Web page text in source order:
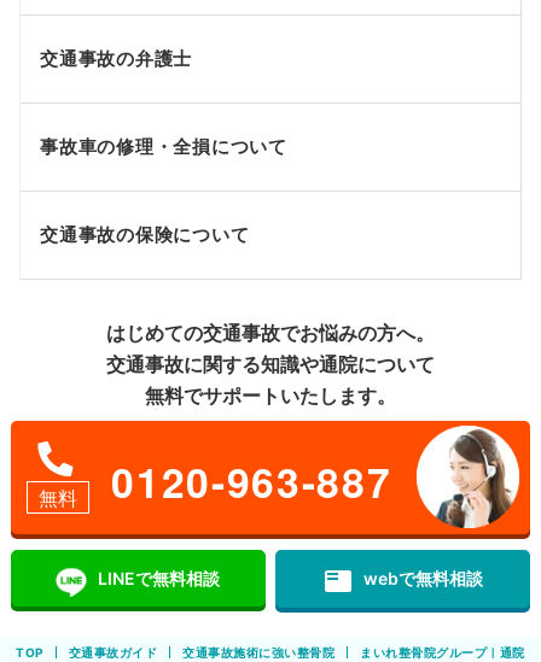
交通事故の弁護士
事故車の修理・全損について
交通事故の保険について
はじめての交通事故でお悩みの方へ。
交通事故に関する知識や通院について
無料でサポートいたします。
無料 0120-963-887
LINEで無料相談 featured_play_list webで無料相談
TOP 交通事故ガイド 交通事故施術に強い整骨院 まいれ整骨院グループ｜通院